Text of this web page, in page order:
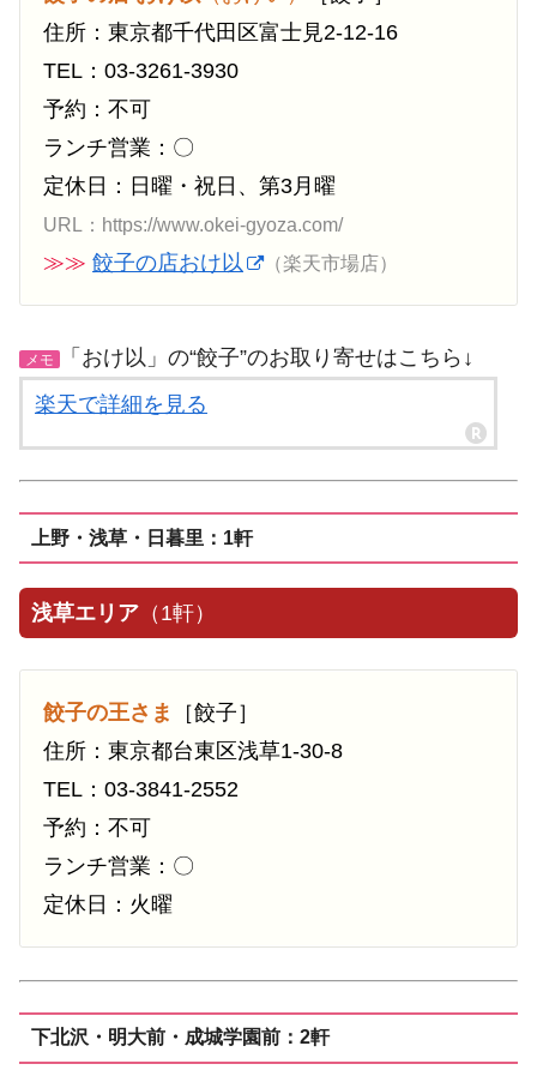
住所：東京都千代田区富士見2-12-16
TEL：03-3261-3930
予約：不可
ランチ営業：〇
定休日：日曜・祝日、第3月曜
URL：https://www.okei-gyoza.com/
≫≫ 餃子の店おけ以 （楽天市場店）
メモ
「おけ以」の“餃子”のお取り寄せはこちら↓
楽天で詳細を見る
上野・浅草・日暮里：1軒
浅草エリア （1軒）
餃子の王さま
［餃子］
住所：東京都台東区浅草1-30-8
TEL：03-3841-2552
予約：不可
ランチ営業：〇
定休日：火曜
下北沢・明大前・成城学園前：2軒